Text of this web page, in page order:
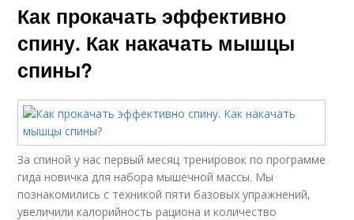
Как прокачать эффективно
спину. Как накачать мышцы
спины?
За спиной у нас первый месяц тренировок по программе
гида новичка для набора мышечной массы. Мы
познакомились с техникой пяти базовых упражнений,
увеличили калорийность рациона и количество